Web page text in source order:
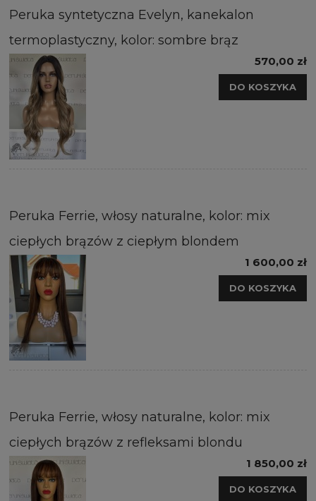
Peruka syntetyczna Evelyn, kanekalon
termoplastyczny, kolor: sombre brąz
570,00 zł
DO KOSZYKA
Peruka Ferrie, włosy naturalne, kolor: mix
ciepłych brązów z ciepłym blondem
1 600,00 zł
DO KOSZYKA
Peruka Ferrie, włosy naturalne, kolor: mix
ciepłych brązów z refleksami blondu
1 850,00 zł
DO KOSZYKA